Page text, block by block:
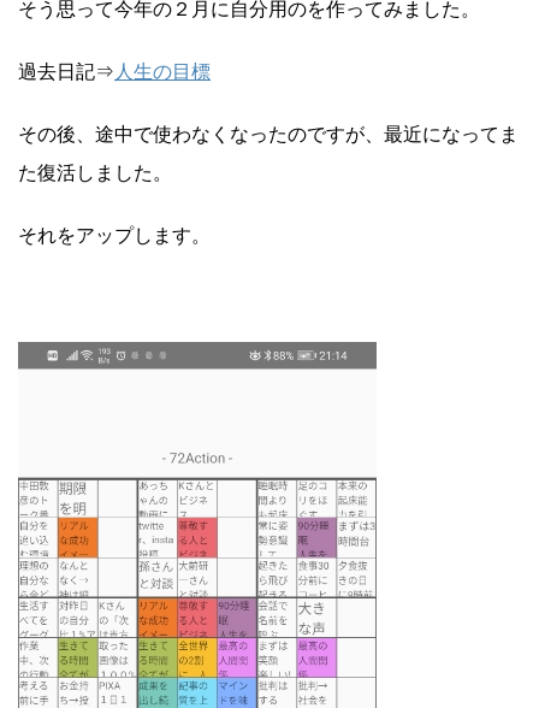
そう思って今年の２月に自分用のを作ってみました。
過去日記⇒ 人生の目標
その後、途中で使わなくなったのですが、最近になってま
た復活しました。
それをアップします。